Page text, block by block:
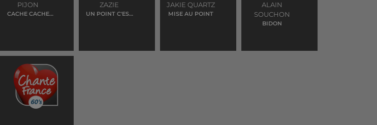
PIJON
CACHE CACHE
ZAZIE
UN POINT C'EST
JAKIE QUARTZ
MISE AU POINT
ALAIN
SOUCHON
BIDON